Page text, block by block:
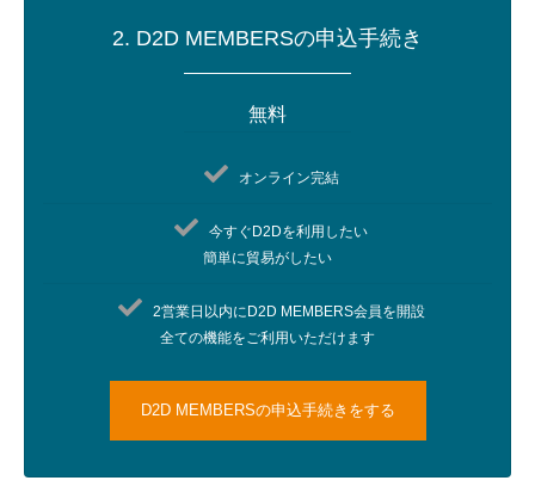
2. D2D MEMBERSの申込手続き
無料
オンライン完結
今すぐD2Dを利用したい
​簡単に貿易がしたい​
2営業日以内にD2D MEMBERS会員を開設​
全ての機能をご利用いただけます
D2D MEMBERSの申込手続きをする